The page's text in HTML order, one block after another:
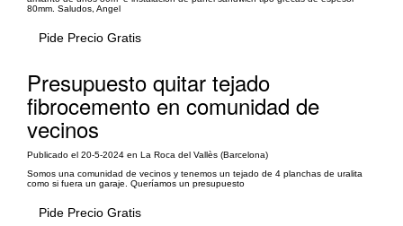
80mm. Saludos, Angel
Pide Precio Gratis
Presupuesto quitar tejado
fibrocemento en comunidad de
vecinos
Publicado el 20-5-2024 en La Roca del Vallès (Barcelona)
Somos una comunidad de vecinos y tenemos un tejado de 4 planchas de uralita
como si fuera un garaje. Queríamos un presupuesto
Pide Precio Gratis